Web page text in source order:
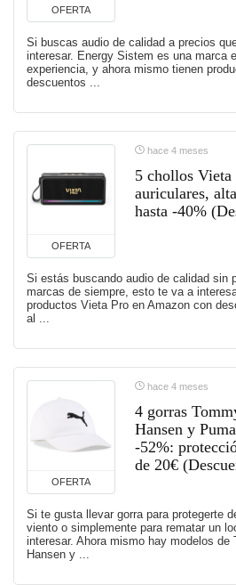
OFERTA
Si buscas audio de calidad a precios
interesar. Energy Sistem es una marca
experiencia, y ahora mismo tienen
descuentos ...
OFERTA
hace 4 meses
5 chollos Vieta
auriculares,
hasta -40%
Si estás buscando audio de calidad sin
marcas de siempre, esto te va a
productos Vieta Pro en Amazon con
al ...
OFERTA
hace 4 meses
4 gorras
Hansen y
-52%:
de 20€
Si te gusta llevar gorra para protegerte
viento o simplemente para rematar un
interesar. Ahora mismo hay modelos de
Hansen y ...